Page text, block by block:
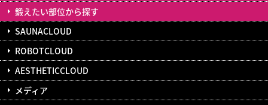
鍛えたい部位から探す
SAUNACLOUD
ROBOTCLOUD
AESTHETICCLOUD
メディア